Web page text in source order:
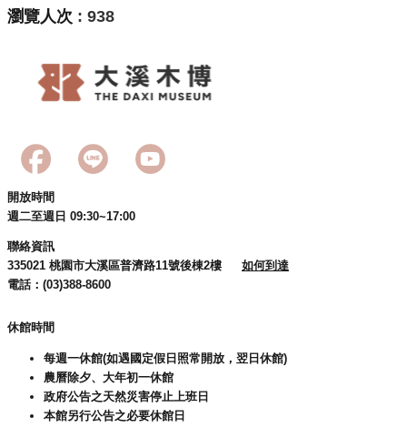
公
園
地
出
版
品
文
創
商
品
瀏覽人次
938
開放時間
週二至週日 09:30~17:00
聯絡資訊
335021 桃園市大溪區普濟路11號後棟2樓
如何到達
電話：(03)388-8600
休館時間
每週一休館(如遇國定假日照常開放，翌日休館)
農曆除夕、大年初一休館
政府公告之天然災害停止上班日
本館另行公告之必要休館日